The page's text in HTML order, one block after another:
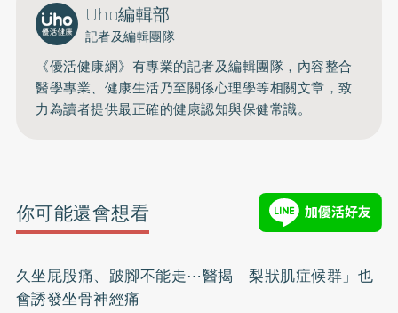
Uho編輯部
記者及編輯團隊
《優活健康網》有專業的記者及編輯團隊，內容整合
醫學專業、健康生活乃至關係心理學等相關文章，致
力為讀者提供最正確的健康認知與保健常識。
你可能還會想看
久坐屁股痛、跛腳不能走⋯醫揭「梨狀肌症候群」也
會誘發坐骨神經痛